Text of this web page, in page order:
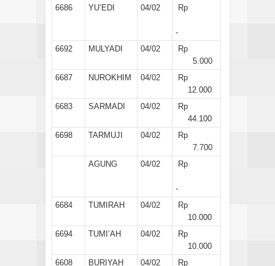
6686
YU’EDI 04/02 Rp
-
6692
MULYADI 04/02
Rp
5.000
6687
NUROKHIM 04/02
Rp
12.000
6683
SARMADI 04/02
Rp
44.100
6698
TARMUJI 04/02
Rp
7.700
AGUNG
04/02 Rp
-
6684
TUMIRAH 04/02
Rp
10.000
6694
TUMI’AH 04/02
Rp
10.000
6608
BURIYAH 04/02
Rp